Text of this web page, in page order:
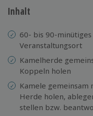
3 Jahre gültig &
Inhalt
60- bis 90-
Veranstaltungsort
Kamelherde
Koppeln holen
Kamele gemeinsam
Herde holen,
stellen bzw.